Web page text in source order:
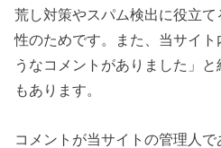
荒し対策やスパム検出に役立
性のためです。また、当サイ
うなコメントがありました」
もあります。
コメントが当サイトの管理人